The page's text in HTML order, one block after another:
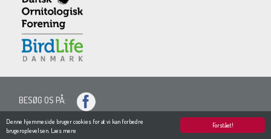
Forstået!
Denne hjemmeside bruger cookies for at vi kan forbedre
brugeroplevelsen. Læs mere
BESØG OS PÅ:
SITEMAP